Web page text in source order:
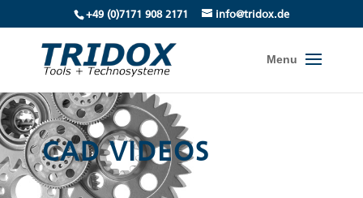
+49 (0)7171 908 2171 info@tridox.de
CAD VIDEOS